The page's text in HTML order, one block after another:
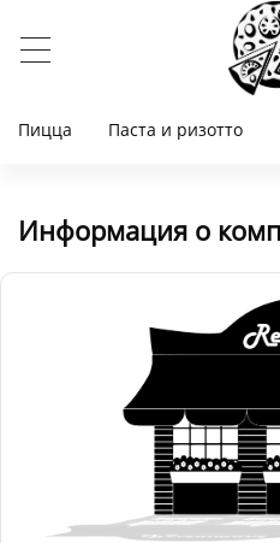
Пицца Паста и ризотто
Информация о